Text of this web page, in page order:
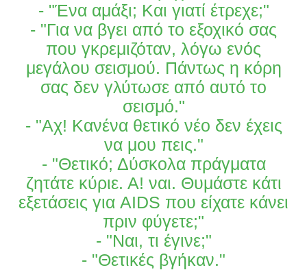
- "Ένα αμάξι; Και γιατί έτρεχε;"
- "Για να βγει από το εξοχικό σας
που γκρεμιζόταν, λόγω ενός
μεγάλου σεισμού. Πάντως η κόρη
σας δεν γλύτωσε από αυτό το
σεισμό."
- "Αχ! Κανένα θετικό νέο δεν έχεις
να μου πεις."
- "Θετικό; Δύσκολα πράγματα
ζητάτε κύριε. Α! ναι. Θυμάστε κάτι
εξετάσεις για AIDS που είχατε κάνει
πριν φύγετε;"
- "Ναι, τι έγινε;"
- "Θετικές βγήκαν."